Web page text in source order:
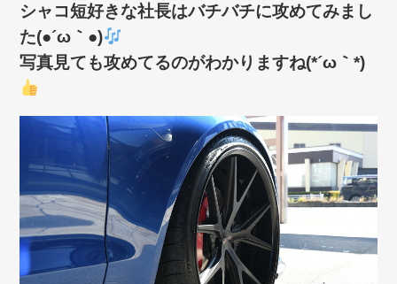
シャコ短好きな社長はバチバチに攻めてみまし
た(●´ω｀●)
写真見ても攻めてるのがわかりますね(*´ω｀*)